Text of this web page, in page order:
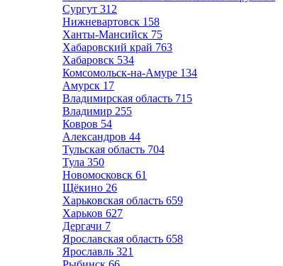
Сургут 312
Нижневартовск 158
Ханты-Мансийск 75
Хабаровский край 763
Хабаровск 534
Комсомольск-на-Амуре 134
Амурск 17
Владимирская область 715
Владимир 255
Ковров 54
Александров 44
Тульская область 704
Тула 350
Новомосковск 61
Щёкино 26
Харьковская область 659
Харьков 627
Дергачи 7
Ярославская область 658
Ярославль 321